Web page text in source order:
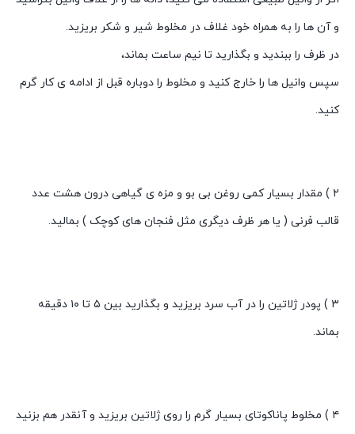
و آن ها را به همراه خود غلاف در مخلوط شیر و شکر بریزید.
در ظرف را ببندید و بگذارید تا نیم ساعت بماند،
سپس وانیل ها را خارج کنید و مخلوط را دوباره قبل از ادامه ی کار گرم
کنید.
۲ ) مقدار بسیار کمی روغن بی بو و مزه ی گیاهی درون هشت عدد
قالب فرنی ( یا هر ظرف دیگری مثل فنجان های کوچک ) بمالید.
۳ ) پودر ژلاتین را در آب سرد بریزید و بگذارید بین ۵ تا ۱۰ دقیقه
بماند.
۴ ) مخلوط پاناکوتای بسیار گرم را روی ژلاتین بریزید و آنقدر هم بزنید